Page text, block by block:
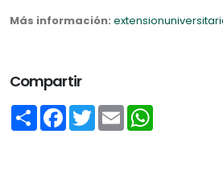
Más información:
Compartir
Share Facebook
TwitterEmail